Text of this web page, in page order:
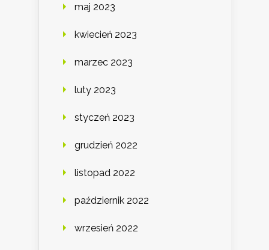
maj 2023
kwiecień 2023
marzec 2023
luty 2023
styczeń 2023
grudzień 2022
listopad 2022
październik 2022
wrzesień 2022